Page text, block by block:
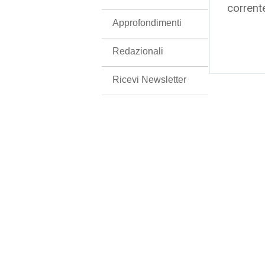
Approfondimenti
Redazionali
Ricevi Newsletter